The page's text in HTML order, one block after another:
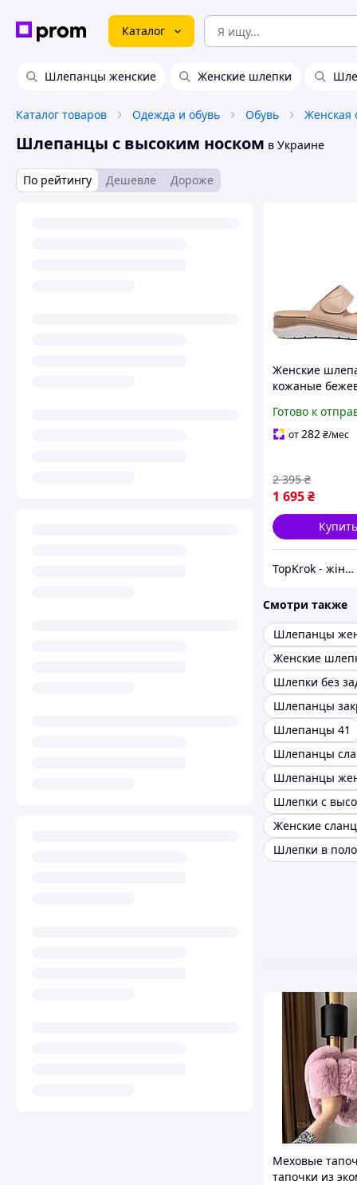
Каталог
Шлепанцы женские Женские шлепки
Каталог товаров Одежда и обувь Обувь Женская
Шлепанцы с высоким носком в Украине
По рейтингу Дешевле Дороже
Женские
кожаные
платформе на
с круглым
Готово к
от282₴/мес
1 695₴
2 395 ₴
Купить
TopKrok - жіноче та чоловіче взуття, жіночі сумки та верхній одяг
Смотри также
Шлепанцы
Женские
Шлепки без
Шлепанцы
Шлепанцы 41
Шлепанцы
Шлепки в
Меховые
тапочки из